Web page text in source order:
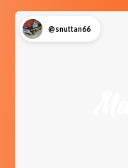
@snuttan66